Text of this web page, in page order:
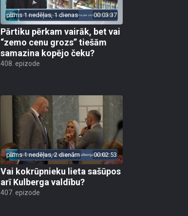
pirms 1 nedēļas, 1 dienas 00:03:37
Pārtiku pērkam vairāk, bet vai
“zemo cenu grozs” tiešām
samazina kopējo čeku?
408. epizode
pirms 1 nedēļas, 2 dienām 00:02:53
Vai kokrūpnieku lieta sašūpos
arī Kulberga valdību?
407. epizode